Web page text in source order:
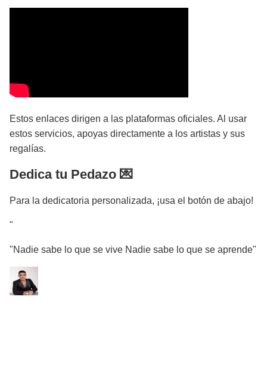
Estos enlaces dirigen a las plataformas oficiales. Al usar
estos servicios, apoyas directamente a los artistas y sus
regalías.
Dedica tu Pedazo 💌
Para la dedicatoria personalizada, ¡usa el botón de abajo!
"
"Nadie sabe lo que se vive Nadie sabe lo que se aprende"